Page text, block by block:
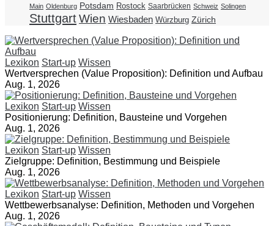
Main Oldenburg Potsdam Rostock Saarbrücken Schweiz Solingen
StuttgartWien Wiesbaden Würzburg Zürich
Lexikon Start-up Wissen
Wertversprechen (Value Proposition): Definition und Aufbau
Aug. 1, 2026
Lexikon Start-up Wissen
Positionierung: Definition, Bausteine und Vorgehen
Aug. 1, 2026
Lexikon Start-up Wissen
Zielgruppe: Definition, Bestimmung und Beispiele
Aug. 1, 2026
Lexikon Start-up Wissen
Wettbewerbsanalyse: Definition, Methoden und Vorgehen
Aug. 1, 2026